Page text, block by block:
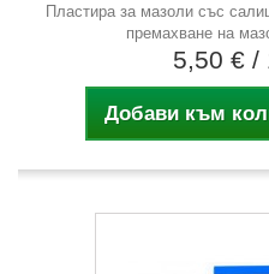
Пластира за мазоли със
премахване на
5,50 € /
Добави към